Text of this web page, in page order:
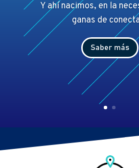
Y ahí nacimos, en la
ganas de
Saber más